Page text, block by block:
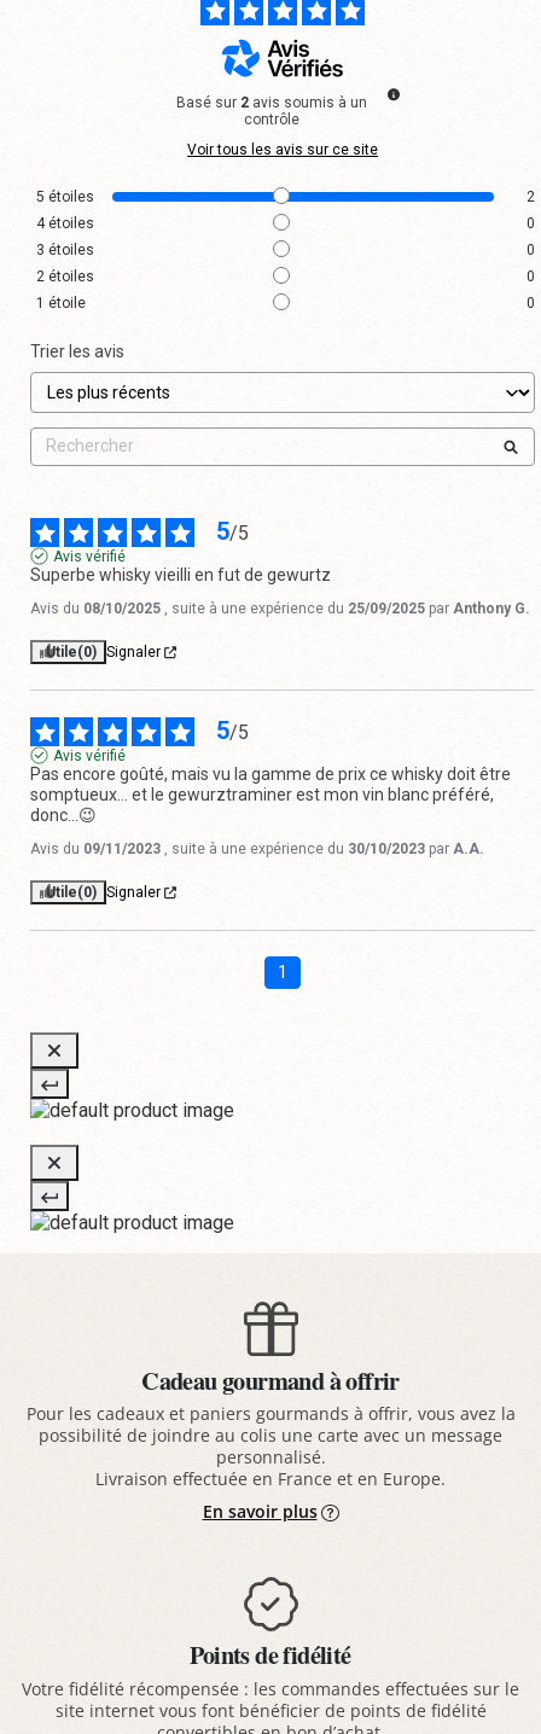
Basé sur 2 avis soumis à un
contrôle
Voir tous les avis sur ce site
5 étoiles
2
4 étoiles
0
3 étoiles
0
2 étoiles
0
1 étoile 0
Trier les avis
5/5
Avis vérifié
Superbe whisky vieilli en fut de gewurtz
Avis du 08/10/2025 , suite à une expérience du 25/09/2025 par Anthony G.
Utile(0) Signaler
5/5
Avis vérifié
Pas encore goûté, mais vu la gamme de prix ce whisky doit être
somptueux... et le gewurztraminer est mon vin blanc préféré,
donc...😉
Avis du 09/11/2023 , suite à une expérience du 30/10/2023 par A.A.
Utile(0) Signaler
1
Cadeau gourmand à offrir
Pour les cadeaux et paniers gourmands à offrir, vous avez la
possibilité de joindre au colis une carte avec un message
personnalisé.
Livraison effectuée en France et en Europe.
En savoir plus
Points de fidélité
Votre fidélité récompensée : les commandes effectuées sur le
site internet vous font bénéficier de points de fidélité